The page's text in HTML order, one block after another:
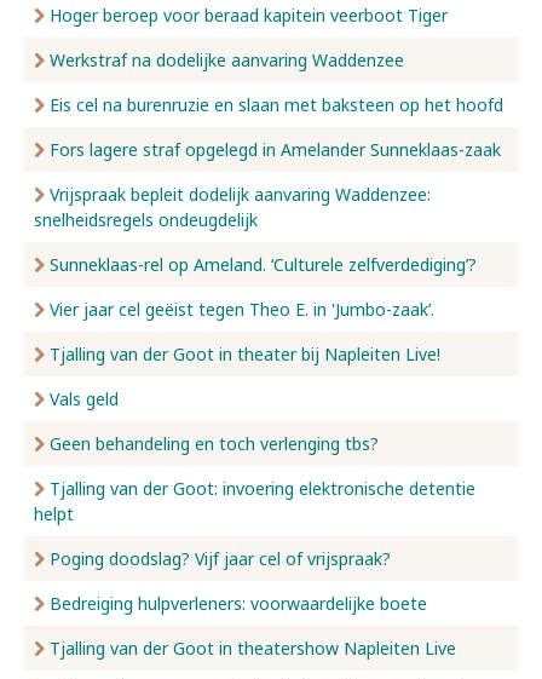
Hoger beroep voor beraad kapitein veerboot Tiger
Werkstraf na dodelijke aanvaring Waddenzee
Eis cel na burenruzie en slaan met baksteen op het hoofd
Fors lagere straf opgelegd in Amelander Sunneklaas-zaak
Vrijspraak bepleit dodelijk aanvaring Waddenzee:
snelheidsregels ondeugdelijk
Sunneklaas-rel op Ameland. ‘Culturele zelfverdediging’?
Vier jaar cel geëist tegen Theo E. in 'Jumbo-zaak’.
Tjalling van der Goot in theater bij Napleiten Live!
Vals geld
Geen behandeling en toch verlenging tbs?
Tjalling van der Goot: invoering elektronische detentie
helpt
Poging doodslag? Vijf jaar cel of vrijspraak?
Bedreiging hulpverleners: voorwaardelijke boete
Tjalling van der Goot in theatershow Napleiten Live